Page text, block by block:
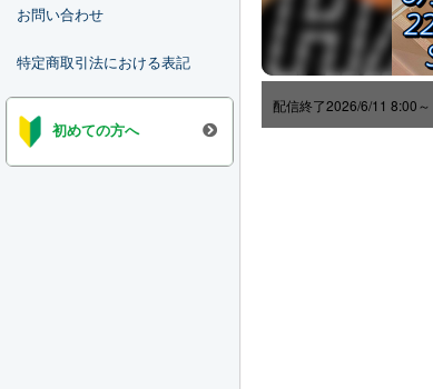
お問い合わせ
特定商取引法における表記
初めての方へ
配信終了2026/6/11 8:00～